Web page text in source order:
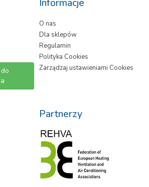
Informacje
O nas
Dla sklepów
Regulamin
Polityka Cookies
Zarządzaj ustawieniami Cookies
Partnerzy